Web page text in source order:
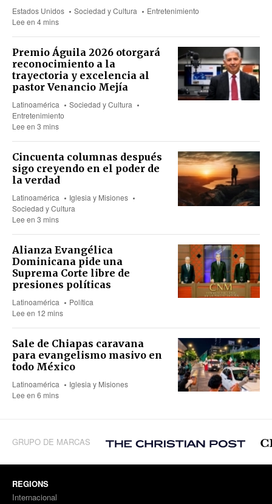
Estados Unidos Sociedad y Cultura
Entretenimiento
Lee en 4 mins
Premio Águila 2026 otorgará
reconocimiento a la
trayectoria y excelencia al
pastor Venancio Mejía
Latinoamérica
Sociedad y Cultura
Entretenimiento
Lee en 3 mins
Cincuenta columnas después
sigo creyendo en el poder de
la verdad
Latinoamérica
Iglesia y Misiones
Sociedad y Cultura
Lee en 3 mins
Alianza Evangélica
Dominicana pide una
Suprema Corte libre de
presiones políticas
Latinoamérica
Política
Lee en 12 mins
Sale de Chiapas caravana
para evangelismo masivo en
todo México
Latinoamérica
Iglesia y Misiones
Lee en 6 mins
GRUPO DE MARCAS
REGIONS
Internacional